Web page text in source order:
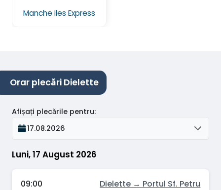
Manche Iles Express
Orar plecări Dielette
Luni, 17 August 2026
Afișați plecările pentru:
17.08.2026
09:00 Dielette → Portul Sf. Petru